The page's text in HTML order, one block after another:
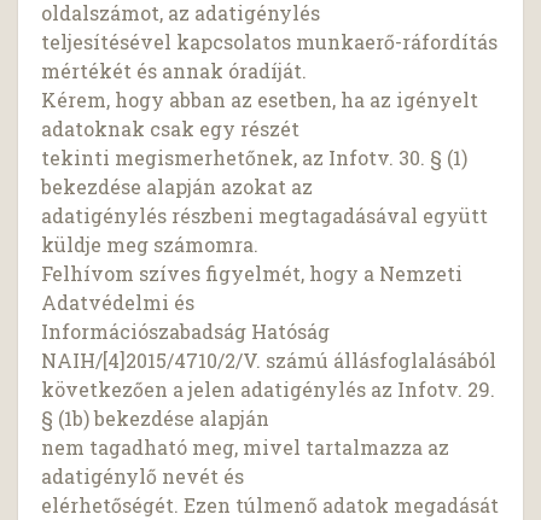
oldalszámot, az adatigénylés
teljesítésével kapcsolatos munkaerő-ráfordítás
mértékét és annak óradíját.
Kérem, hogy abban az esetben, ha az igényelt
adatoknak csak egy részét
tekinti megismerhetőnek, az Infotv. 30. § (1)
bekezdése alapján azokat az
adatigénylés részbeni megtagadásával együtt
küldje meg számomra.
Felhívom szíves figyelmét, hogy a Nemzeti
Adatvédelmi és
Információszabadság Hatóság
NAIH/[4]2015/4710/2/V. számú állásfoglalásából
következően a jelen adatigénylés az Infotv. 29.
§ (1b) bekezdése alapján
nem tagadható meg, mivel tartalmazza az
adatigénylő nevét és
elérhetőségét. Ezen túlmenő adatok megadását